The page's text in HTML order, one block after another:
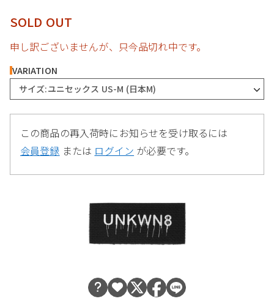
SOLD OUT
申し訳ございませんが、只今品切れ中です。
VARIATION
サイズ:ユニセックス US-M (日本M)
この商品の再入荷時にお知らせを受け取るには
会員登録 または ログイン が必要です。